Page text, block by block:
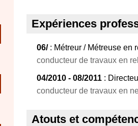
Expériences
06/: Métreur / Métreuse en
conducteur de travaux en
04/2010 - 08/2011 :
conducteur de travaux en
Atouts et